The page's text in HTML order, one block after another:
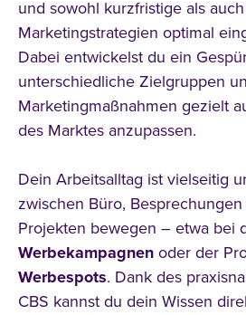
und sowohl kurzfristige als
Marketingstrategien optimal
Dabei entwickelst du ein
unterschiedliche Zielgruppen
Marketingmaßnahmen gezielt
des Marktes anzupassen.
Dein Arbeitsalltag ist vielseitig
zwischen Büro,
Projekten bewegen – etwa bei
Werbekampagnen oder der
Werbespots. Dank des
CBS kannst du dein Wissen